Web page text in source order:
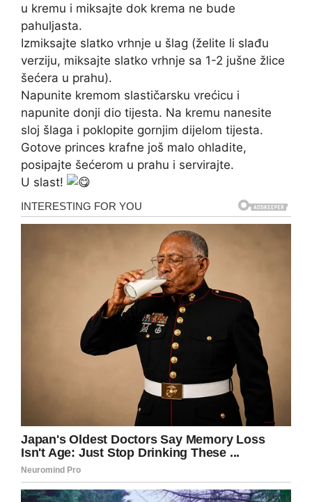
u kremu i miksajte dok krema ne bude
pahuljasta.
Izmiksajte slatko vrhnje u šlag (želite li slađu
verziju, miksajte slatko vrhnje sa 1-2 jušne žlice
šećera u prahu).
Napunite kremom slastičarsku vrećicu i
napunite donji dio tijesta. Na kremu nanesite
sloj šlaga i poklopite gornjim dijelom tijesta.
Gotove princes krafne još malo ohladite,
posipajte šećerom u prahu i servirajte.
U slast!